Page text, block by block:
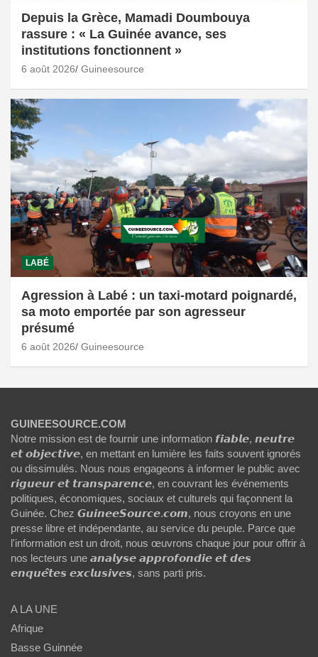
Depuis la Grèce, Mamadi Doumbouya
rassure : « La Guinée avance, ses
institutions fonctionnent »
6 août 2026 Guineesource
LABÉ
Agression à Labé : un taxi-motard poignardé,
sa moto emportée par son agresseur
présumé
6 août 2026 Guineesource
GUINEESOURCE.COM
Notre mission est de fournir une information 𝙛𝙞𝙖𝙗𝙡𝙚, 𝙣𝙚𝙪𝙩𝙧𝙚
𝙚𝙩 𝙤𝙗𝙟𝙚𝙘𝙩𝙞𝙫𝙚, en mettant en lumière les faits souvent ignorés
ou dissimulés. Nous nous engageons à informer le public avec
𝙧𝙞𝙜𝙪𝙚𝙪𝙧 𝙚𝙩 𝙩𝙧𝙖𝙣𝙨𝙥𝙖𝙧𝙚𝙣𝙘𝙚, en couvrant les événements
politiques, économiques, sociaux et culturels qui façonnent la
Guinée. Chez 𝙂𝙪𝙞𝙣𝙚𝙚𝙎𝙤𝙪𝙧𝙘𝙚.𝙘𝙤𝙢, nous croyons en une
presse libre et indépendante, au service du peuple. Parce que
l'information est un droit, nous œuvrons chaque jour pour offrir à
nos lecteurs une 𝙖𝙣𝙖𝙡𝙮𝙨𝙚 𝙖𝙥𝙥𝙧𝙤𝙛𝙤𝙣𝙙𝙞𝙚 𝙚𝙩 𝙙𝙚𝙨
𝙚𝙣𝙦𝙪𝙚̂𝙩𝙚𝙨 𝙚𝙭𝙘𝙡𝙪𝙨𝙞𝙫𝙚𝙨, sans parti pris.
A LA UNE
Afrique
Basse Guinnée